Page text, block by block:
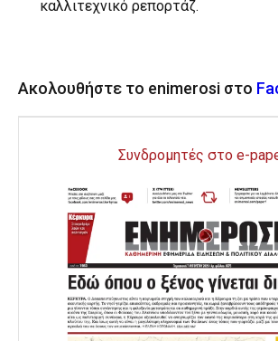
καλλιτεχνικό ρεπορτάζ.
Ακολουθήστε το enimerosi στο
Συνδρομητές στο e-